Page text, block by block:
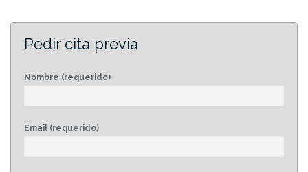
Pedir cita previa
Nombre (requerido)
Email (requerido)